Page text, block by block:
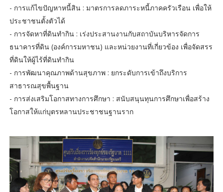
- ​การแก้ไขปัญหาหนี้สิน​ : มาตรการลดภาระหนี้ภาคครัวเรือน เพื่อให้
ประชาชนตั้งตัวได้
- ​การจัดหาที่ดินทำกิน : เร่งประสานงานกับสถาบันบริหารจัดการ
ธนาคารที่ดิน (องค์การมหาชน) และหน่วยงานที่เกี่ยวข้อง เพื่อจัดสรร
ที่ดินให้ผู้ไร้ที่ดินทำกิน
- ​การพัฒนาคุณภาพด้านสุขภาพ : ยกระดับการเข้าถึงบริการ
สาธารณสุขพื้นฐาน
- ​การส่งเสริมโอกาสทางการศึกษา : สนับสนุนทุนการศึกษาเพื่อสร้าง
โอกาสให้แก่บุตรหลานประชาชนฐานราก